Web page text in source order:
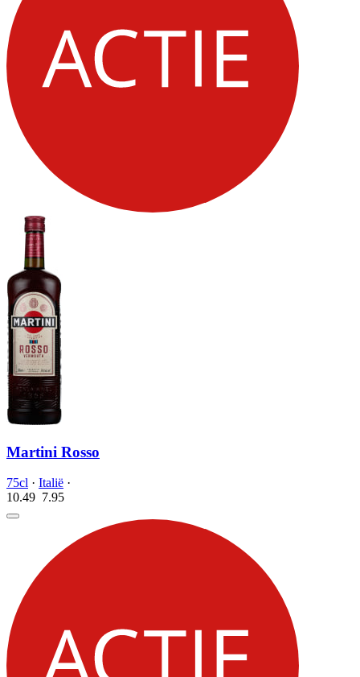
Martini Rosso
75cl · Italië ·
10.49 7.95